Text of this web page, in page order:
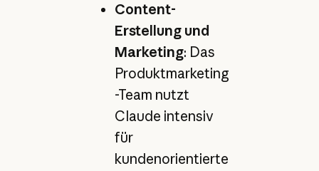
Content-
Erstellung und
Marketing: Das
Produktmarketing
-Team nutzt
Claude intensiv
für
kundenorientierte